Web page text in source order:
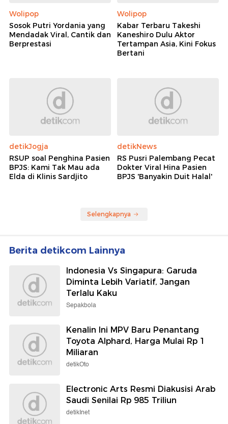
Wolipop
Sosok Putri Yordania yang
Mendadak Viral, Cantik dan
Berprestasi
Wolipop
Kabar Terbaru Takeshi
Kaneshiro Dulu Aktor
Tertampan Asia, Kini Fokus
Bertani
detikJogja
RSUP soal Penghina Pasien
BPJS: Kami Tak Mau ada
Elda di Klinis Sardjito
detikNews
RS Pusri Palembang Pecat
Dokter Viral Hina Pasien
BPJS 'Banyakin Duit Halal'
Selengkapnya
Berita detikcom Lainnya
Indonesia Vs Singapura: Garuda
Diminta Lebih Variatif, Jangan
Terlalu Kaku
Sepakbola
Kenalin Ini MPV Baru Penantang
Toyota Alphard, Harga Mulai Rp 1
Miliaran
detikOto
Electronic Arts Resmi Diakusisi Arab
Saudi Senilai Rp 985 Triliun
detikInet